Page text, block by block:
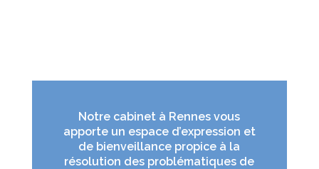
Notre cabinet à Rennes vous
apporte un espace d’expression et
de bienveillance propice à la
résolution des problématiques de